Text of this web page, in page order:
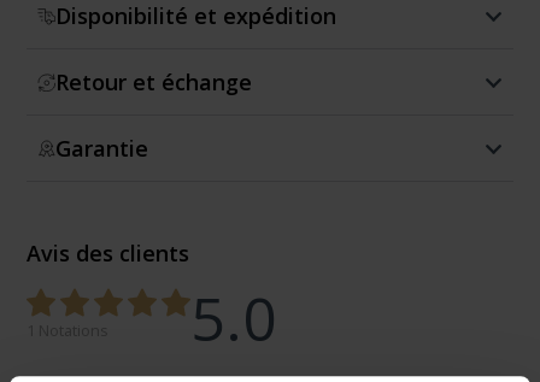
Disponibilité et expédition
Retour et échange
Garantie
Avis des clients
5.0